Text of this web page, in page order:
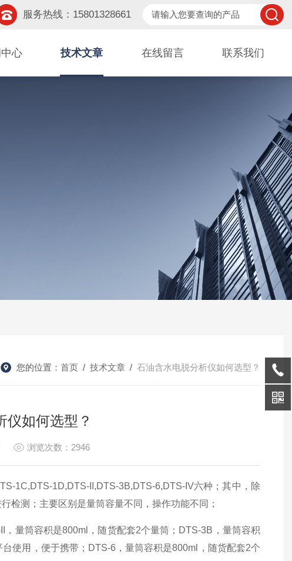
服务热线：15801328661
心 技术文章 在线留言 联系我们
您的位置： 首页 / 技术文章 / 石油含水电脱分析仪如何选型？
仪如何选型？
浏览次数：2946
1C,DTS-1D,DTS-II,DTS-3B,DTS-6,DTS-IV六种；其中，除
检测；主要区别是量筒容量不同，操作功能不同；
量筒容积是800ml，随货配套2个量筒；DTS-3B，量筒容积
使用，便于携带；DTS-6，量筒容积是800ml，随货配套2个